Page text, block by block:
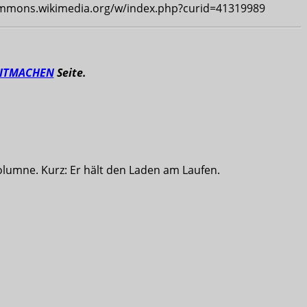
w/index.php?curid=41319989
Seite.
Kurz: Er hält den Laden am Laufen.